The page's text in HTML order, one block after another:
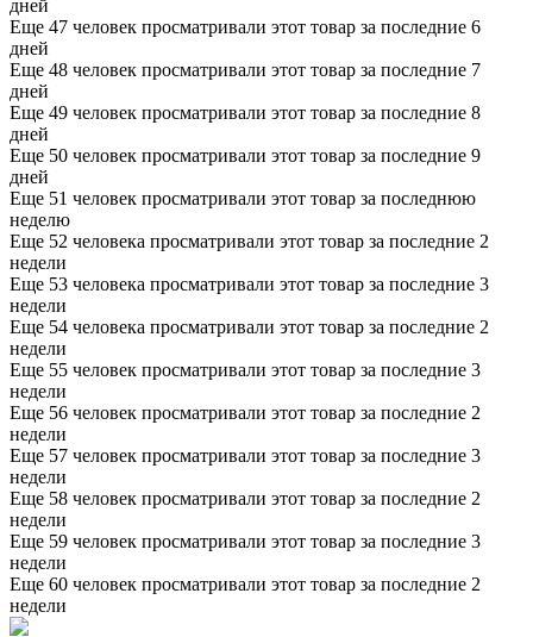
дней
Еще 47 человек просматривали этот товар за последние 6
дней
Еще 48 человек просматривали этот товар за последние 7
дней
Еще 49 человек просматривали этот товар за последние 8
дней
Еще 50 человек просматривали этот товар за последние 9
дней
Еще 51 человек просматривали этот товар за последнюю
неделю
Еще 52 человека просматривали этот товар за последние 2
недели
Еще 53 человека просматривали этот товар за последние 3
недели
Еще 54 человека просматривали этот товар за последние 2
недели
Еще 55 человек просматривали этот товар за последние 3
недели
Еще 56 человек просматривали этот товар за последние 2
недели
Еще 57 человек просматривали этот товар за последние 3
недели
Еще 58 человек просматривали этот товар за последние 2
недели
Еще 59 человек просматривали этот товар за последние 3
недели
Еще 60 человек просматривали этот товар за последние 2
недели